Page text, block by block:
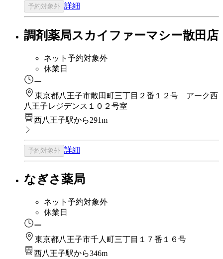
予約対象外 詳細
調剤薬局スカイファーマシー散田店
ネット予約対象外
休業日
ー
東京都八王子市散田町三丁目２番１２号 アーク西
八王子レジデンス１０２号室
西八王子駅から291m
予約対象外 詳細
なぎさ薬局
ネット予約対象外
休業日
ー
東京都八王子市千人町三丁目１７番１６号
西八王子駅から346m